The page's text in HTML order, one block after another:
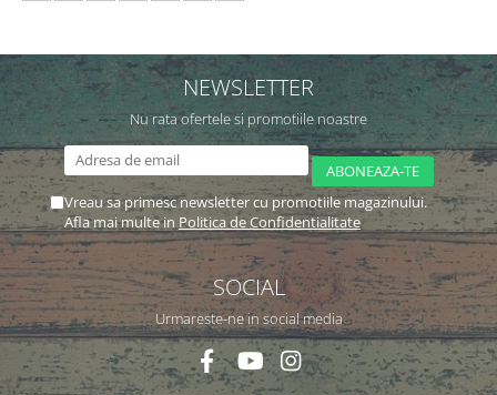
NEWSLETTER
Nu rata ofertele si promotiile noastre
Vreau sa primesc newsletter cu promotiile magazinului.
Afla mai multe in Politica de Confidentialitate
SOCIAL
Urmareste-ne in social media